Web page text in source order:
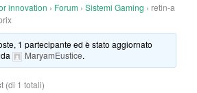
a
i
innovation › Forum › Sistemi Gaming › retin-a
1 partecipante ed è stato aggiornato
da MaryamEustice.
(di 1 totali)